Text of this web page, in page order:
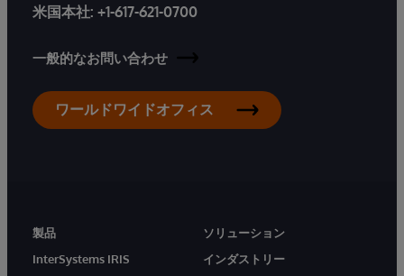
米国本社: +1-617-621-0700
一般的なお問い合わせ
ワールドワイドオフィス
製品
InterSystems IRIS
ソリューション
インダストリー